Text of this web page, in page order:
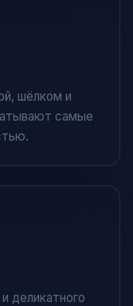
шёлком и
самые
деликатного